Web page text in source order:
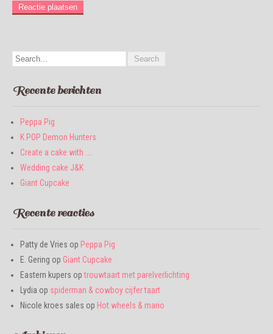
Recente berichten
Peppa Pig
K POP Demon Hunters
Create a cake with ….
Wedding cake J&K
Giant Cupcake
Recente reacties
Patty de Vries op Peppa Pig
E. Gering op Giant Cupcake
Eastern kupers optrouwtaart met parelverlichting
Lydia op spiderman & cowboy cijfer taart
Nicole kroes sales op Hot wheels & mario